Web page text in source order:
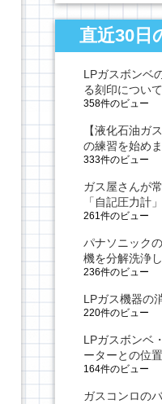
直近30日
LPガスボンベ
る刻印について
358件のビュー
【液化石油ガ
の練習を始めま
333件のビュー
ガス屋さんが
「自記圧力計
261件のビュー
パナソニック
機を分解洗浄
236件のビュー
LPガス機器の
220件のビュー
LPガスボンベ
ーターとの位
164件のビュー
ガスコンロの